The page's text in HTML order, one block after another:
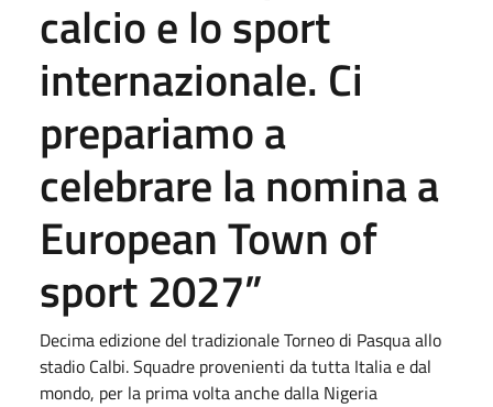
calcio e lo sport
internazionale. Ci
prepariamo a
celebrare la nomina a
European Town of
sport 2027”
Decima edizione del tradizionale Torneo di Pasqua allo
stadio Calbi. Squadre provenienti da tutta Italia e dal
mondo, per la prima volta anche dalla Nigeria